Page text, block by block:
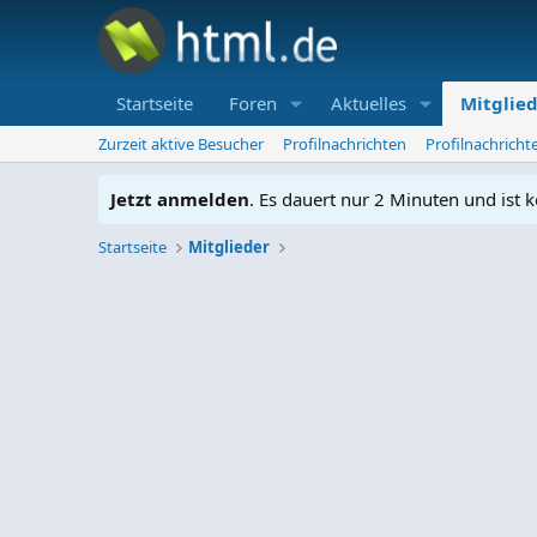
Startseite Foren Aktuelles
Zurzeit aktive Besucher Profilnachrichten
Jetzt anmelden. Es dauert nur 2 Minuten und ist
Startseite Mitglieder